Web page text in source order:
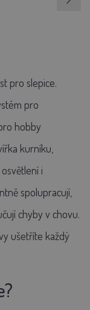
pro slepice.
pro
hobby
kurníku,
i
spolupracují,
chyby v chovu.
ušetříte každý